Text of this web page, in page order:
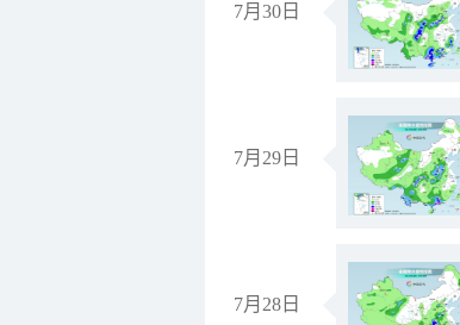
7月30日
7月29日
7月28日